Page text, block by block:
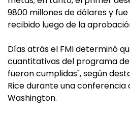
9800 millones de dólares y
recibido luego de la
Días atrás el FMI determinó
cuantitativas del programa
fueron cumplidas", según
Rice durante una conferencia
Washington.